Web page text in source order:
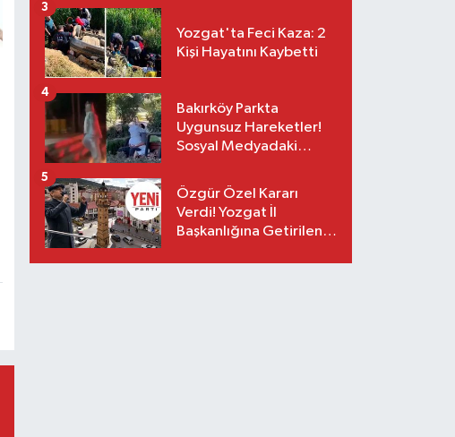
Yozgat'ta Feci Kaza: 2
Kişi Hayatını Kaybetti
3
Bakırköy Parkta
Uygunsuz Hareketler!
Sosyal Medyadaki
Gözaltı
4
Özgür Özel Kararı
Verdi! Yozgat İl
Başkanlığına Getirilen
5